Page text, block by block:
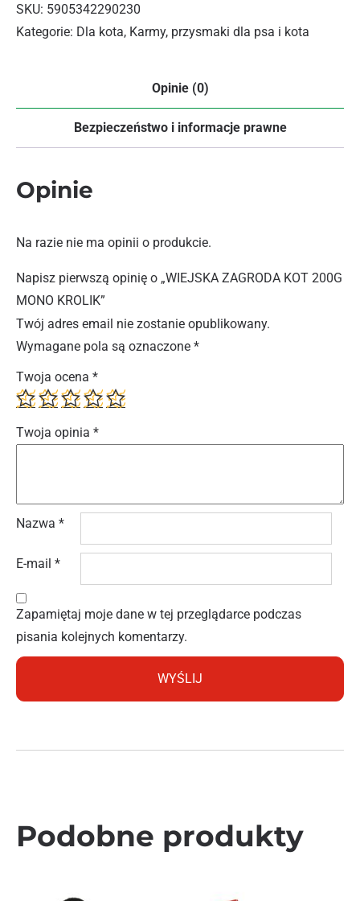
SKU: 5905342290230
Kategorie: Dla kota, Karmy, przysmaki dla psa i kota
Opinie (0)
Bezpieczeństwo i informacje prawne
Opinie
Na razie nie ma opinii o produkcie.
Napisz pierwszą opinię o „WIEJSKA ZAGRODA KOT 200G
MONO KROLIK”
Twój adres email nie zostanie opublikowany.
Wymagane pola są oznaczone *
Twoja ocena *
Twoja opinia *
Nazwa *
E-mail *
Zapamiętaj moje dane w tej przeglądarce podczas
pisania kolejnych komentarzy.
Podobne produkty